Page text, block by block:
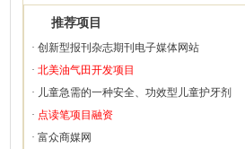
推荐项目
· 创新型报刊杂志期刊电子媒体网站
· 北美油气田开发项目
· 儿童急需的一种安全、功效型儿童护牙剂
· 点读笔项目融资
· 富众商媒网